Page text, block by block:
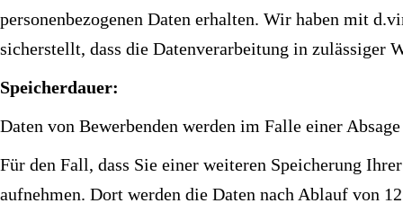
personenbezogenen Daten erhalten. Wir haben mit
sicherstellt, dass die Datenverarbeitung in zulässiger
Speicherdauer:
Daten von Bewerbenden werden im Falle einer
Für den Fall, dass Sie einer weiteren Speicherung
aufnehmen. Dort werden die Daten nach Ablauf von